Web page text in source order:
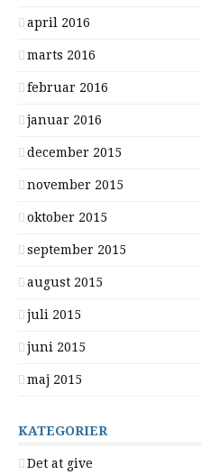
april 2016
marts 2016
februar 2016
januar 2016
december 2015
november 2015
oktober 2015
september 2015
august 2015
juli 2015
juni 2015
maj 2015
KATEGORIER
Det at give